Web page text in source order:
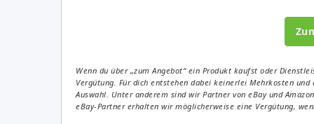
Wenn du über „zum Angebot“ ein Produkt kaufst oder
Vergütung. Für dich entstehen dabei keinerlei Mehrkosten
Auswahl. Unter anderem sind wir Partner von eBay und
eBay-Partner erhalten wir möglicherweise eine Vergütung,